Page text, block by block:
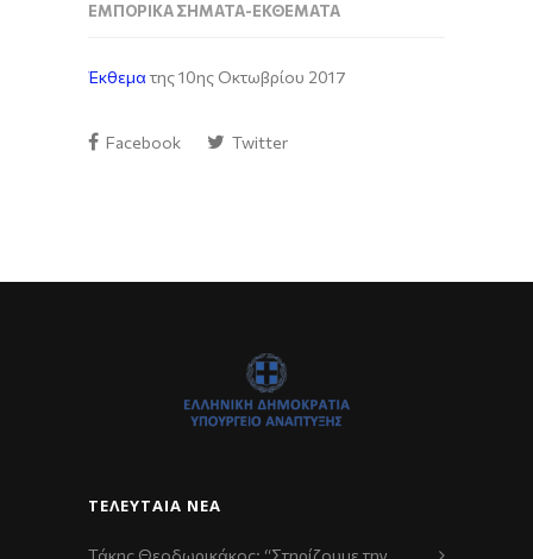
ΕΜΠΟΡΙΚΆ ΣΉΜΑΤΑ-ΕΚΘΈΜΑΤΑ
Έκθεμα της 10ης Οκτωβρίου 2017
Facebook Twitter
ΤΕΛΕΥΤΑΊΑ ΝΈΑ
Τάκης Θεοδωρικάκος: “Στηρίζουμε την